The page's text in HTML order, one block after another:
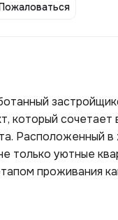
который
Расположенный
только уютные
проживания